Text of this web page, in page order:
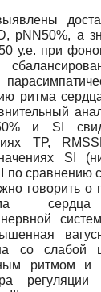
pNN50%, а
у.е. при
ритма
и SI
ТР,
SI
по сравнению
говорить о
сердца
нервной
со слабой
ритмом и
регуляции